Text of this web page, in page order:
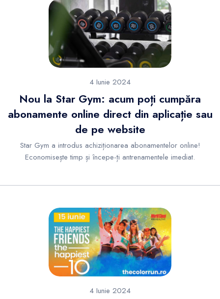
4 Iunie 2024
Nou la Star Gym: acum poți cumpăra
abonamente online direct din aplicație sau
de pe website
Star Gym a introdus achiziționarea abonamentelor online!
Economisește timp și începe-ți antrenamentele imediat.
4 Iunie 2024